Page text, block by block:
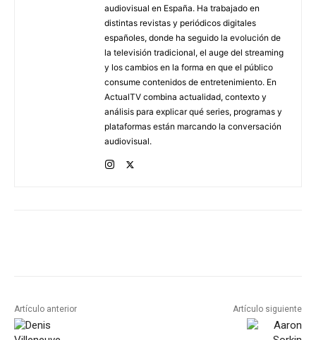
audiovisual en España. Ha trabajado en
distintas revistas y periódicos digitales
españoles, donde ha seguido la evolución de
la televisión tradicional, el auge del streaming
y los cambios en la forma en que el público
consume contenidos de entretenimiento. En
ActualTV combina actualidad, contexto y
análisis para explicar qué series, programas y
plataformas están marcando la conversación
audiovisual.
Artículo anterior Artículo siguiente